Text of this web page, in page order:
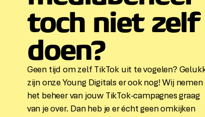
toch niet zelf
doen?
Geen tijd om zelf TikTok uit te vogelen?
zijn onze Young Digitals er ook nog! Wij nemen
het beheer van jouw TikTok-campagnes graag
van je over. Dan heb je er écht geen omkijken